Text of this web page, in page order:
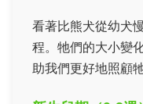
看著比熊犬從幼犬
程。牠們的大小變
助我們更好地照顧牠